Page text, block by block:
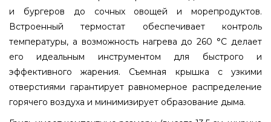
и бургеров до сочных овощей и морепродуктов.
Встроенный термостат обеспечивает контроль
температуры, а возможность нагрева до 260 °C делает
его идеальным инструментом для быстрого и
эффективного жарения. Съемная крышка с узкими
отверстиями гарантирует равномерное распределение
горячего воздуха и минимизирует образование дыма.